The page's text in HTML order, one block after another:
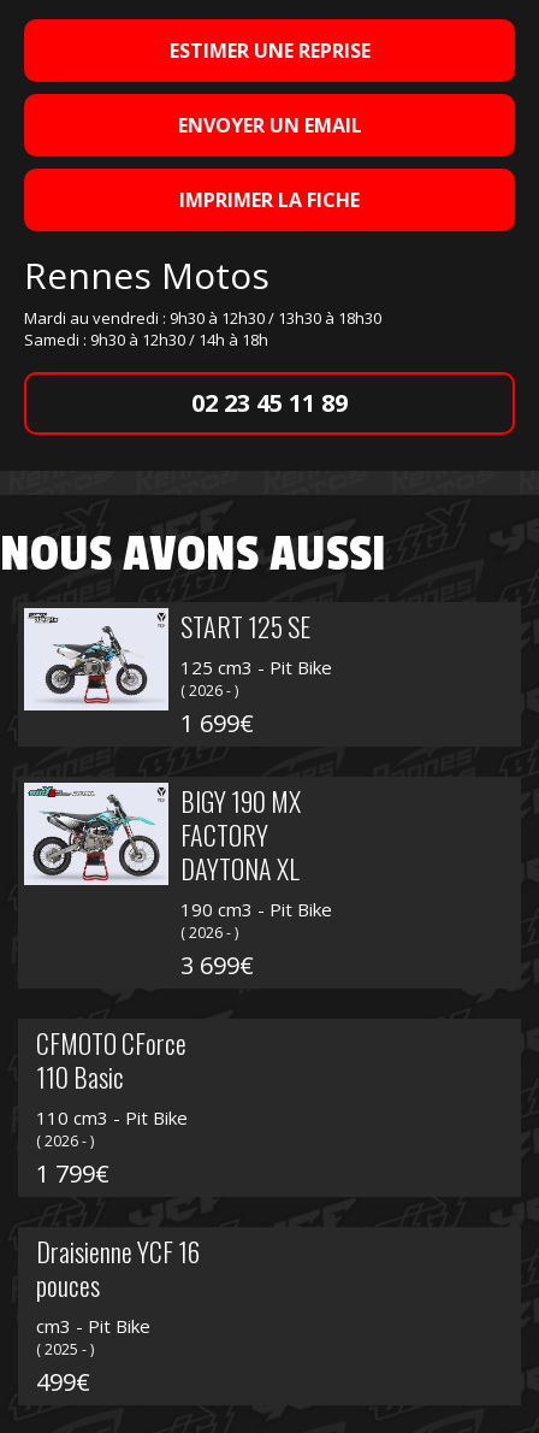
ESTIMER UNE REPRISE
ENVOYER UN EMAIL
IMPRIMER LA FICHE
Rennes Motos
Mardi au vendredi : 9h30 à 12h30 / 13h30 à 18h30
Samedi : 9h30 à 12h30 / 14h à 18h
02 23 45 11 89
NOUS AVONS AUSSI
START 125 SE
125 cm3 - Pit Bike
( 2026 - )
1 699€
BIGY 190 MX
FACTORY
DAYTONA XL
190 cm3 - Pit Bike
( 2026 - )
3 699€
CFMOTO CForce
110 Basic
110 cm3 - Pit Bike
( 2026 - )
1 799€
Draisienne YCF 16
pouces
cm3 - Pit Bike
( 2025 - )
499€